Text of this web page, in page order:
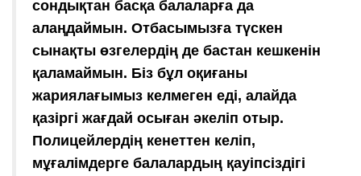
сондықтан басқа балаларға да
алаңдаймын. Отбасымызға түскен
сынақты өзгелердің де бастан кешкенін
қаламаймын. Біз бұл оқиғаны
жариялағымыз келмеген еді, алайда
қазіргі жағдай осыған әкеліп отыр.
Полицейлердің кенеттен келіп,
мұғалімдерге балалардың қауіпсіздігі